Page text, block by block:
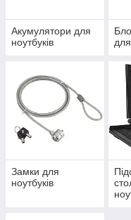
Акумулятори для
ноутбуків
Замки для
ноутбуків